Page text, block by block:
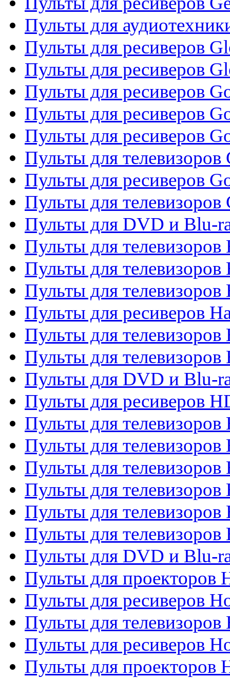
Пульты для
Пульты для ресиверов
Пульты для ресиверов
Пульты для ресиверов
Пульты для ресиверов
Пульты для ресиверов
Пульты для телевизоров
Пульты для ресиверов
Пульты для телевизоров
Пульты для DVD и Blu-
Пульты для телевизоров
Пульты для телевизоров
Пульты для
Пульты для ресиверов
Пульты для телевизоров
Пульты для телевизоров
Пульты для DVD и Blu-
Пульты для ресиверов
Пульты для
Пульты для телевизоров
Пульты для телевизоров
Пульты для телевизоров
Пульты для телевизоров
Пульты для телевизоров
Пульты для DVD и Blu-
Пульты для проекторов
Пульты для ресиверов
Пульты для
Пульты для ресиверов
Пульты для проекторов